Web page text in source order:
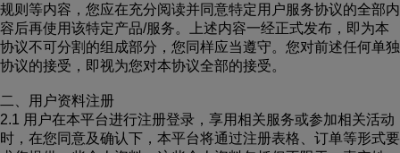
规则等内容，您应在充分阅读并同意特定用户服务协议的全部内
容后再使用该特定产品/服务。上述内容一经正式发布，即为本
协议不可分割的组成部分，您同样应当遵守。您对前述任何单独
协议的接受，即视为您对本协议全部的接受。
二、用户资料注册
2.1 用户在本平台进行注册登录，享用相关服务或参加相关活动
时，在您同意及确认下，本平台将通过注册表格、订单等形式要